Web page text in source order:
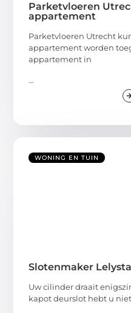
Parketvloeren
appartement
Parketvloeren Utrecht
appartement worden
appartement in
...
WONING EN TUIN
Slotenmaker
Uw cilinder draait
kapot deurslot hebt u